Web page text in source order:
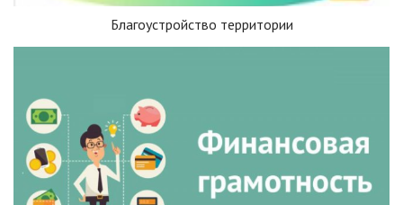
Благоустройство территории